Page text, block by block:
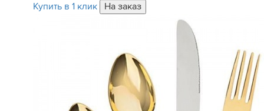
Купить в 1 клик